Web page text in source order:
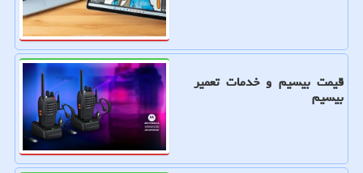
قیمت بیسیم و خدمات تعمیر
بیسیم